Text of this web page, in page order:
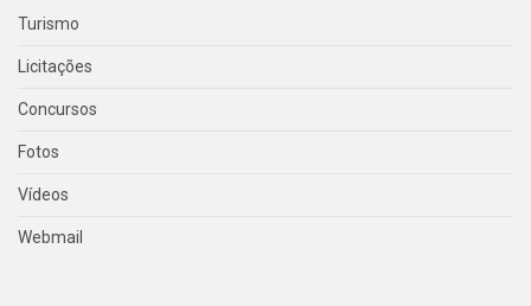
Turismo
Licitações
Concursos
Fotos
Vídeos
Webmail